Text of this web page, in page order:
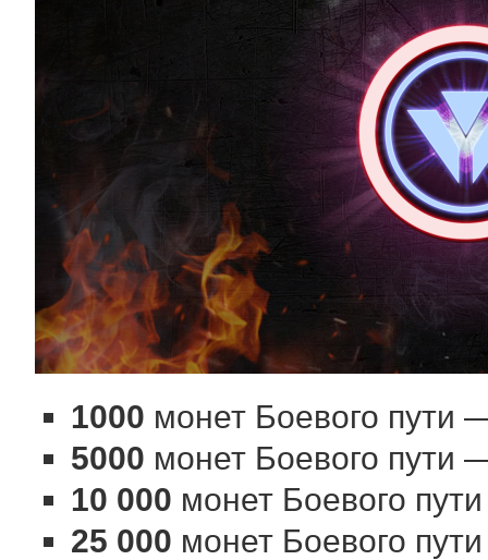
1000 монет Боевого пути
5000 монет Боевого пути
10 000 монет Боевого
25 000 монет Боевого